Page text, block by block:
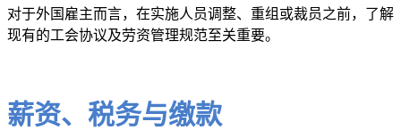
对于外国雇主而言，在实施人员调整、重组或裁员之前，了解
现有的工会协议及劳资管理规范至关重要。
薪资、税务与缴款